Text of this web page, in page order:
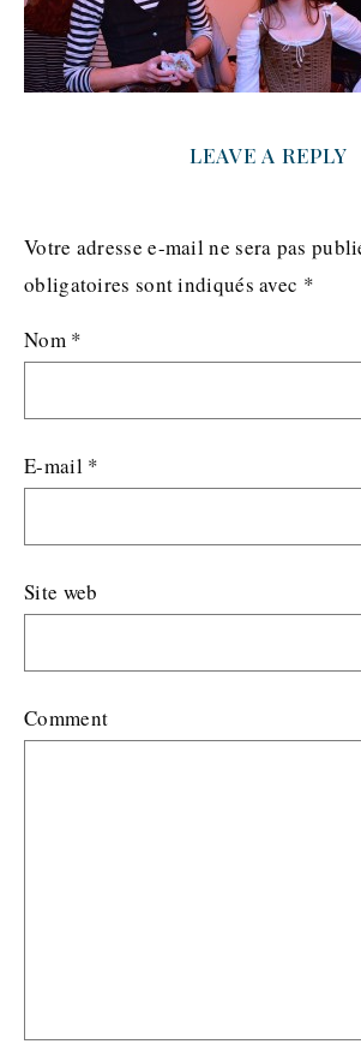
LEAVE A REPLY
Votre adresse e-mail ne sera pas
obligatoires sont indiqués avec *
Nom *
E-mail *
Site web
Comment